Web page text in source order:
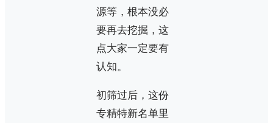
源等，根本没必
要再去挖掘，这
点大家一定要有
认知。
初筛过后，这份
专精特新名单里